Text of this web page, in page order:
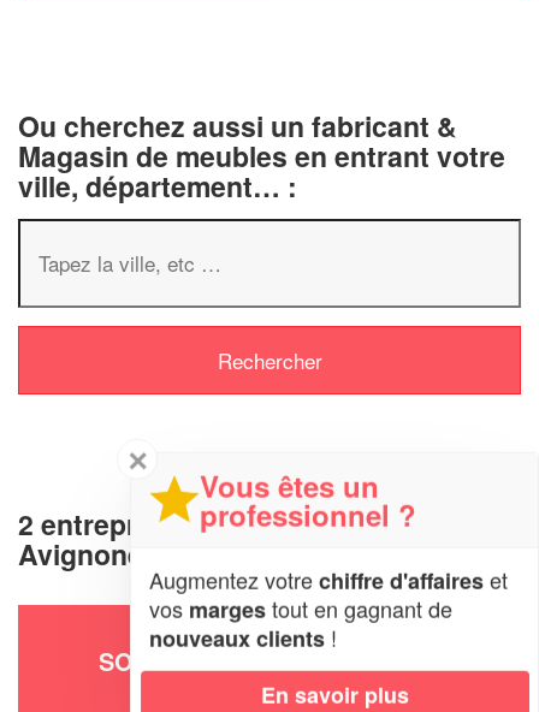
Ou cherchez aussi un fabricant &
Magasin de meubles en entrant votre
ville, département… :
2 entreprises deameublement à
Avignonet-Lauragais (31290)
SOCIÉTÉ PORTE GUILLAUME
Saint Brice
✕
Vous êtes un
professionnel ?
Augmentez votrechiffre d'affaireset
vos margestout en gagnant de
nouveaux clients !
En savoir plus